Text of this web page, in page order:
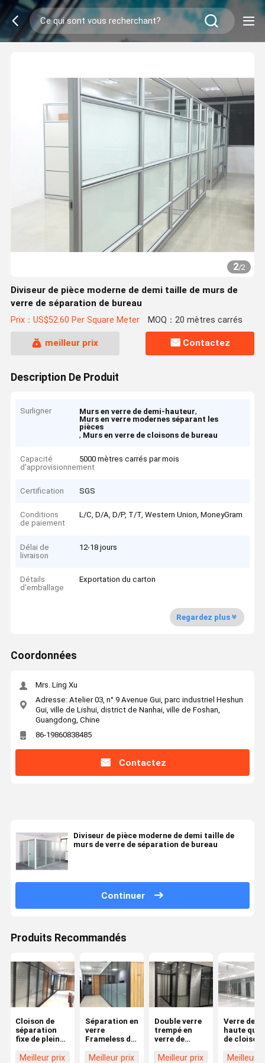
2/2
Diviseur de pièce moderne de demi taille de murs de
verre de séparation de bureau
Prix：US$52.60 Per Square Meter MOQ：20 mètres carrés
meilleur prix Contactez
Description De Produit
Surligner Murs en verre de demi-hauteur,
Murs en verre modernes séparant les
pièces
, Murs en verre de cloisons de bureau
Capacité
d'approvisionnement
5000 mètres carrés par mois
Certification SGS
Conditions
de paiement
L/C, D/A, D/P, T/T, Western Union, MoneyGram
Délai de
livraison
12-18 jours
Détails
d'emballage
Exportation du carton
Regardez plus
Coordonnées
Mrs. Ling Xu
Adresse: Atelier 03, n° 9 Avenue Gui, parc industriel Heshun
Gui, ville de Lishui, district de Nanhai, ville de Foshan,
Guangdong, Chine
86-19860838485
Contactez
Diviseur de pièce moderne de demi taille de
murs de verre de séparation de bureau
Continuer
Produits Recommandés
Cloison de
séparation
fixe de plein
bureau en
Meilleur prix
Séparation en
verre
Frameless de
de pleine
Meilleur prix
Double verre
trempé en
verre de
séparation
Meilleur prix
Verre de
haute
de
verre de
Meilleur